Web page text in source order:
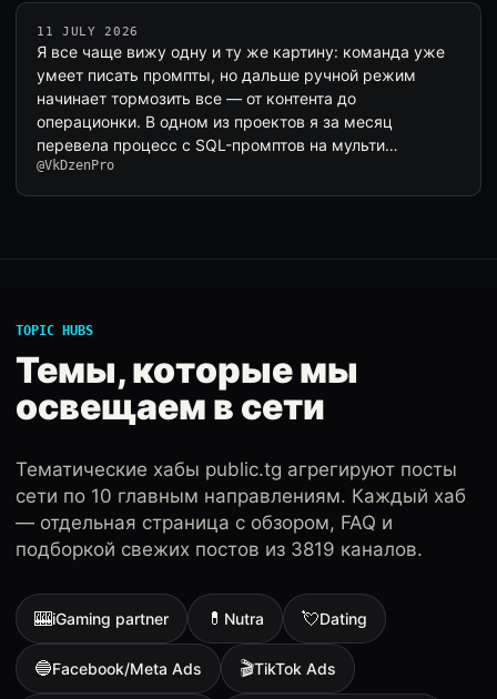
11 JULY 2026
Я все чаще вижу одну и ту же картину: команда уже
умеет писать промпты, но дальше ручной режим
начинает тормозить все — от контента до
операционки. В одном из проектов я за месяц
перевела процесс с SQL-промптов на мульти…
@VkDzenPro
TOPIC HUBS
Темы, которые мы
освещаем в сети
Тематические хабы public.tg агрегируют посты
сети по 10 главным направлениям. Каждый хаб
— отдельная страница с обзором, FAQ и
подборкой свежих постов из 3819 каналов.
🎰iGaming partner 💊 Nutra 💘Dating
🔵Facebook/Meta Ads 🎬TikTok Ads